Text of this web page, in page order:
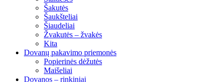
Šakutės
Šaukšteliai
Šiaudeliai
Žvakutės – žvakės
Kita
Dovanų pakavimo priemonės
Popierinės dėžutės
Maišeliai
Dovanos – rinkiniai